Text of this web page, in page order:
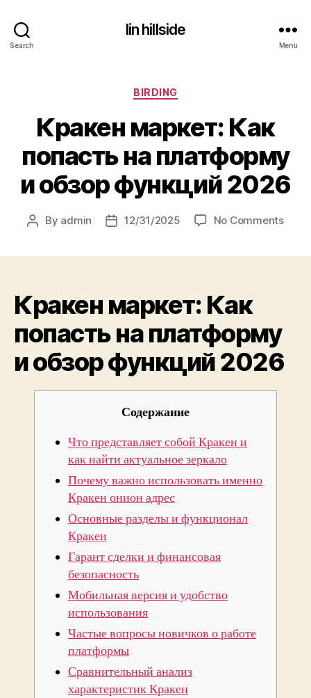
Search
lin hillside
Menu
Categories
BIRDING
Кракен маркет: Как
попасть на платформу
и обзор функций 2026
Post
By admin
Post12/31/2025 No Commentson
2026
Кракен маркет: Как
попасть на платформу
и обзор функций 2026
Содержание
Что представляет собой Кракен и
как найти актуальное зеркало
Почему важно использовать именно
Кракен онион адрес
Основные разделы и функционал
Кракен
Гарант сделки и финансовая
безопасность
Мобильная версия и удобство
использования
Частые вопросы новичков о работе
платформы
Сравнительный анализ
характеристик Кракен